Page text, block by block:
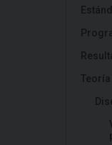
Teoría